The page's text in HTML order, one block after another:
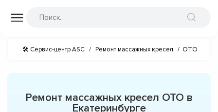
🛠 Сервис-центр ASC / Ремонт массажных кресел / OTO
Ремонт массажных кресел OTO в
Екатеринбурге